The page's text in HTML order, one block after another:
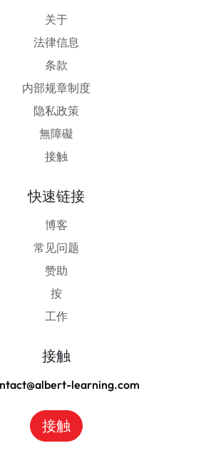
关于
法律信息
条款
内部规章制度
隐私政策
無障礙
接触
快速链接
博客
常见问题
赞助
按
工作
接触
learning.com
接触